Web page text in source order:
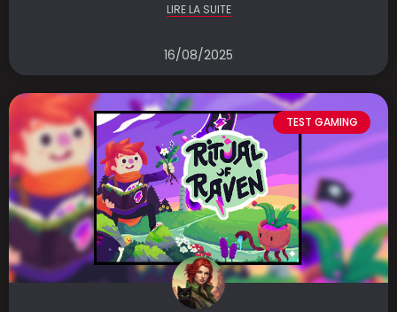
LIRE LA SUITE
16/08/2025
TEST GAMING